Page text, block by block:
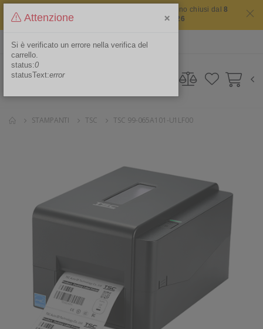
Il sito non chiude mai ma i nostri uffici saranno chiusi dal8
agosto 2026 al 16 agosto 2026
Area Riservata
STAMPANTI TSC TSC 99-065A101-U1LF00
Attenzione ×
Si è verificato un errore nella verifica del
carrello.
status:0
statusText:error